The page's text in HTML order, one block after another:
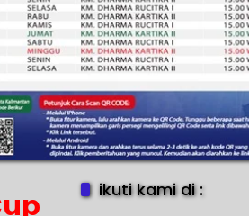
ikuti kami di :